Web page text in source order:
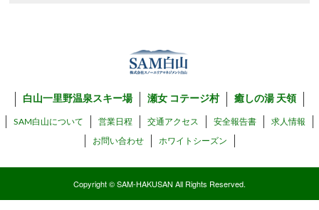
白山一里野温泉スキー場 瀬女 コテージ村 癒しの湯 天領
SAM白山について 営業日程 交通アクセス 安全報告書 求人情報
お問い合わせ ホワイトシーズン
Copyright © SAM-HAKUSAN All Rights Reserved.